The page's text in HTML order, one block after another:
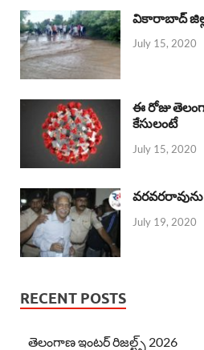
వికారాబాద్
July 15, 2020
ఈ రోజు
కేసులంటే
July 15, 2020
July 19, 2020
RECENT POSTS
తెలంగాణ ఇంటర్ రిజల్ట్స్ 2026